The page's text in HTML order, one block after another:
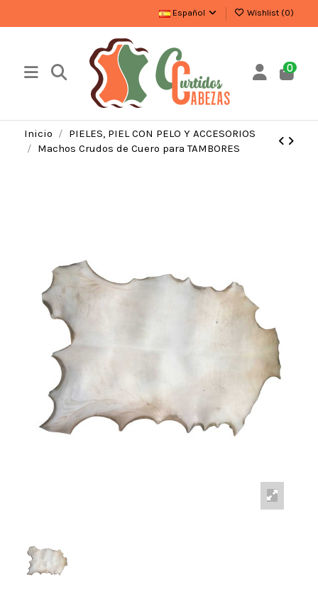
Español Wishlist (0)
0
Inicio
PIELES, PIEL CON PELO Y ACCESORIOS
Machos Crudos de Cuero para TAMBORES